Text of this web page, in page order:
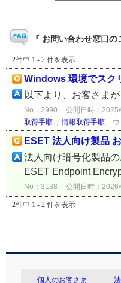
『 お問い合わせ窓口
2件中 1 - 2 件を表示
Windows 環境でスク
以下より、お客さま
No：2990 公開日時：
取得手順 ,情報取得手順
ESET 法人向け製品
法人向け暗号化製品
ESET Endpoint
No：3138 公開日時：
2件中 1 - 2 件を表示
個人のお客さま